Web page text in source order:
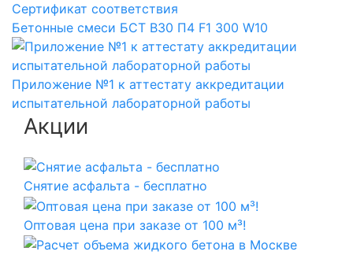
Сертификат соответствия
Бетонные смеси БСТ B30 П4 F1 300 W10
Приложение №1 к аттестату аккредитации
испытательной лабораторной работы
Акции
Снятие асфальта - бесплатно
Оптовая цена при заказе от 100 м³!